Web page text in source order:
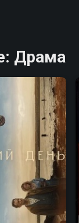
Драма